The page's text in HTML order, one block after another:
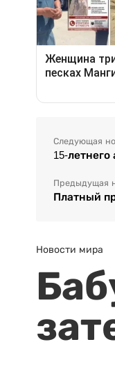
Следующая
15-
Предыдущая
Платный
Новости мира